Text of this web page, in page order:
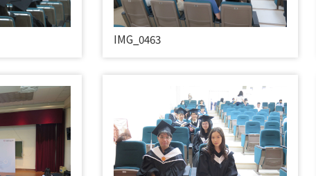
IMG_0463